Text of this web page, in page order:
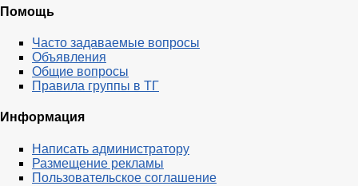
Помощь
Часто задаваемые вопросы
Объявления
Общие вопросы
Правила группы в ТГ
Информация
Написать администратору
Размещение рекламы
Пользовательское соглашение